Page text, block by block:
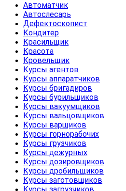
Автоматчик
Автослесарь
Дефектоскопист
Кондитер
Красильщик
Красота
Кровельщик
Курсы агентов
Курсы аппаратчиков
Курсы бригадиров
Курсы бурильщиков
Курсы вакуумщиков
Курсы вальцовщиков
Курсы варщиков
Курсы горнорабочих
Курсы грузчиков
Курсы дежурных
Курсы дозировщиков
Курсы дробильщиков
Курсы заготовщиков